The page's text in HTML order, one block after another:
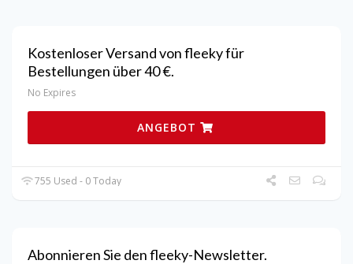
Kostenloser Versand von fleeky für
Bestellungen über 40 €.
No Expires
ANGEBOT
755 Used - 0 Today
Abonnieren Sie den fleeky-Newsletter.